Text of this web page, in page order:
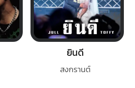
ยินดี
สงกรานต์